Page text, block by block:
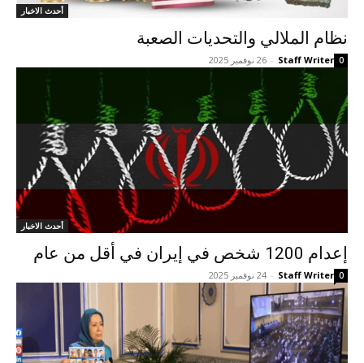
أحدث الاخبار
نظام الملالي والتحديات الصعبة
Staff Writer
- 26 نوفمبر 2025 0
أحدث الاخبار
إعدام 1200 شخص في إيران في أقل من عام
Staff Writer
- 24 نوفمبر 2025 0